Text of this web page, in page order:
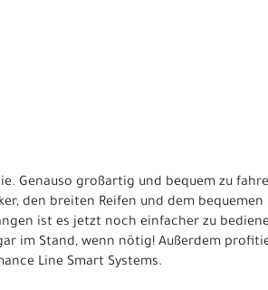
Genauso großartig und bequem zu
den breiten Reifen und dem bequemen
ist es jetzt noch einfacher zu
im Stand, wenn nötig! Außerdem
Line Smart Systems.